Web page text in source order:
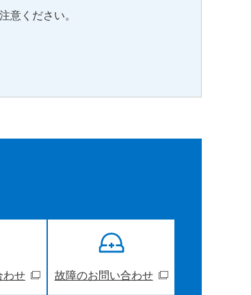
意ください。
わせ 故障のお問い合わせ